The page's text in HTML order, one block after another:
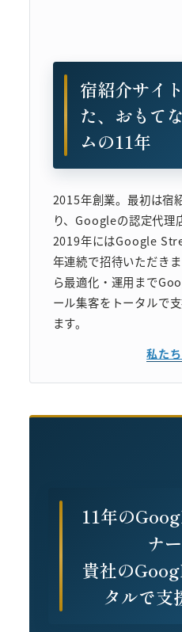
宿紹介サイ
た、おもて
ムの11年
2015年創業。最初は宿
り、Googleの認定代理
2019年にはGoogle
年連続で招待いただき
ら最適化・運用まで
ール集客をトータルで
ます。
私た
11年の
ナー
貴社の
タルで支